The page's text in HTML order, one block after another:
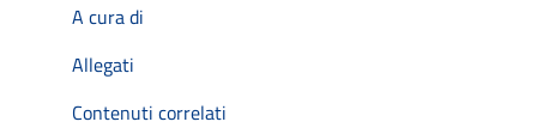
A cura di
Allegati
Contenuti correlati